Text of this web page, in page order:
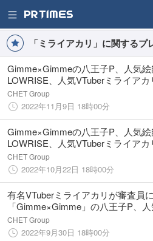
「ミライアカリ」に関する
Gimme×Gimmeの八王子P、人気絵
LOWRISE、人気VTuberミライアカ
布陣でデビュー！「VSinger Audition
Vol.2」ファイナル審査が11月6日に
CHET Group
2022年11月9日 18時00分
Gimme×Gimmeの八王子P、人気絵
LOWRISE、人気VTuberミライアカ
布陣でデビュー！「VSinger Audition
Vol.2」セミファイナルが10月20日に
CHET Group
2022年10月22日 18時00分
有名VTuberミライアカリが審査員
「Gimme×Gimme」の八王子P、
LOWRISE等豪華布陣でデビュー！
Audition 2022 Vol.2」エントリー受付
CHET Group
2022年9月30日 18時00分